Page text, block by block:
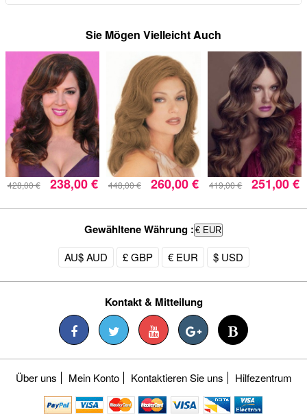
Sie Mögen Vielleicht Auch
428,00 € 238,00 € 448,00 € 260,00 € 419,00 € 251,00 €
Gewähltene Währung : € EUR
AU$ AUD £ GBP € EUR $ USD
Kontakt & Mitteilung
Über uns Mein Konto Kontaktieren Sie uns Hilfezentrum